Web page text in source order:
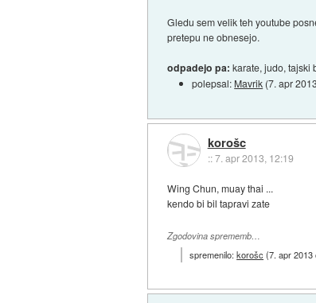
Gledu sem velik teh youtube
pretepu ne obnesejo.
odpadejo pa:karate, judo, tajski
polepsal: Mavrik (7. apr
korošc
::7. apr 2013, 12:19
Wing Chun, muay thai ...
kendo bi bil tapravi zate
Zgodovina sprememb…
spremenilo:korošc(7. apr 2013